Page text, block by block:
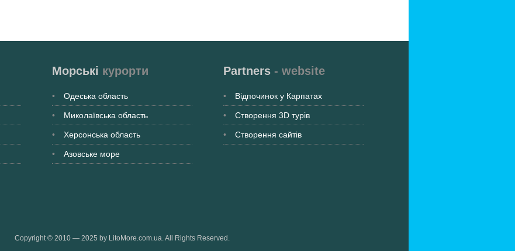
Морські курорти
Одеська область
Миколаївська область
Херсонська область
Азовське море
Partners - website
Відпочинок у Карпатах
Створення 3D турів
Створення сайтів
Copyright © 2010 — 2025 by LitoMore.com.ua. All Rights Reserved.